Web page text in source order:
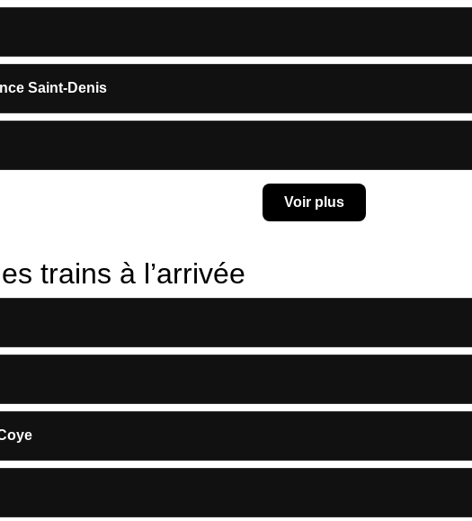
Saint-Denis
Voir plus
trains à l’arrivée